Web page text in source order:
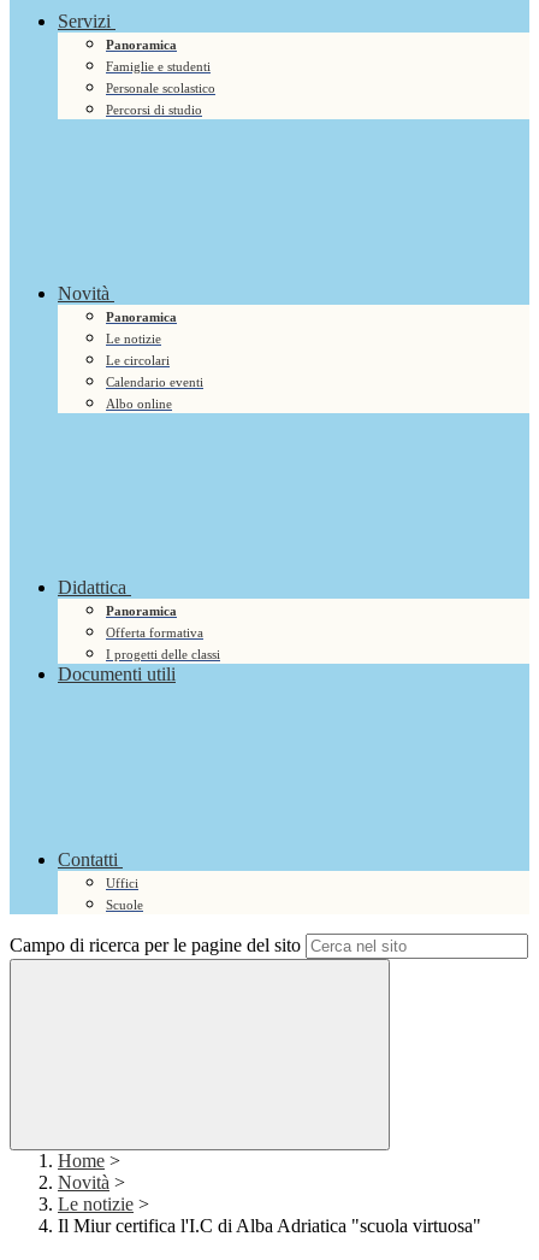
Servizi
Panoramica
Famiglie e studenti
Personale scolastico
Percorsi di studio
Novità
Panoramica
Le notizie
Le circolari
Calendario eventi
Albo online
Didattica
Panoramica
Offerta formativa
I progetti delle classi
Documenti utili
Contatti
Uffici
Scuole
Campo di ricerca per le pagine del sito
Home >
Novità >
Le notizie >
Il Miur certifica l'I.C di Alba Adriatica "scuola virtuosa"